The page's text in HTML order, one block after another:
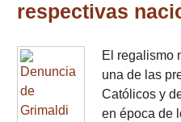
respectivas
El regalismo
una de las
Católicos y
en época de